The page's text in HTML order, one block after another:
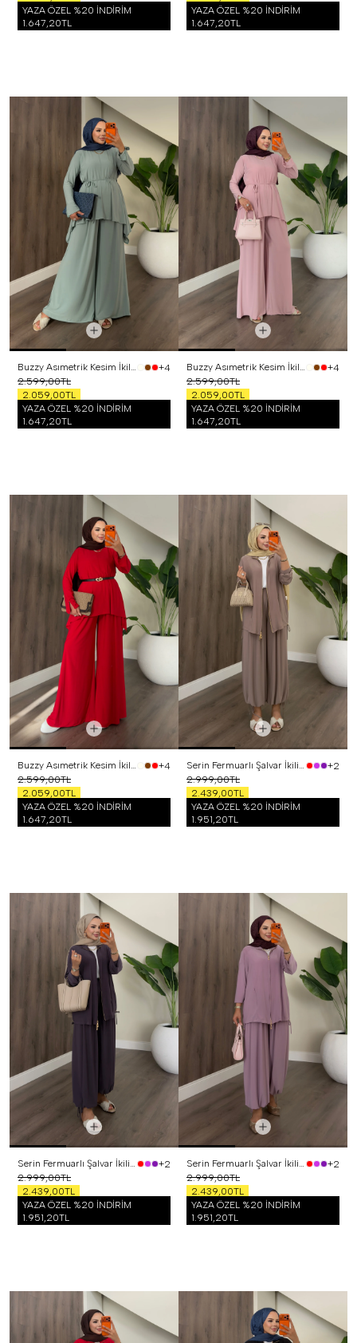
YAZA ÖZEL %20 İNDİRİM
1.647,20TL
YAZA ÖZEL %20 İNDİRİM
1.647,20TL
Buzzy Asımetrik Kesim İkili Takım Mint
+4
2.599,00TL
2.059,00TL
YAZA ÖZEL %20 İNDİRİM
1.647,20TL
Buzzy Asımetrik Kesim İkili Takım Pembe
+4
2.599,00TL
2.059,00TL
YAZA ÖZEL %20 İNDİRİM
1.647,20TL
Buzzy Asımetrik Kesim İkili Takım Kırmızı
+4
2.599,00TL
2.059,00TL
YAZA ÖZEL %20 İNDİRİM
1.647,20TL
Serin Fermuarlı Şalvar İkili Takım Vizon
+2
2.999,00TL
2.439,00TL
YAZA ÖZEL %20 İNDİRİM
1.951,20TL
Serin Fermuarlı Şalvar İkili Takım Mor
+2
2.999,00TL
2.439,00TL
YAZA ÖZEL %20 İNDİRİM
1.951,20TL
Serin Fermuarlı Şalvar İkili Takım Lila
+2
2.999,00TL
2.439,00TL
YAZA ÖZEL %20 İNDİRİM
1.951,20TL